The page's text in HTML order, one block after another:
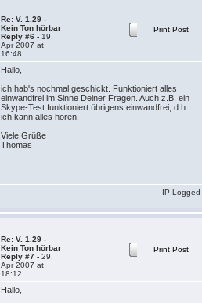
Re: V. 1.29 -
Kein Ton hörbar
Reply #6 - 19.
Apr 2007 at
16:48
Print Post
Hallo,
ich hab's nochmal geschickt. Funktioniert alles
einwandfrei im Sinne Deiner Fragen. Auch z.B. ein
Skype-Test funktioniert übrigens einwandfrei, d.h.
ich kann alles hören.
Viele Grüße
Thomas
IP Logged
Re: V. 1.29 -
Kein Ton hörbar
Reply #7 - 29.
Apr 2007 at
18:12
Print Post
Hallo,